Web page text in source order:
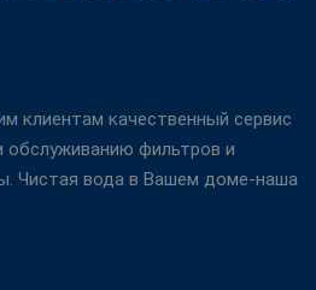
клиентам качественный сервис
обслуживанию фильтров и
Чистая вода в Вашем доме-наша